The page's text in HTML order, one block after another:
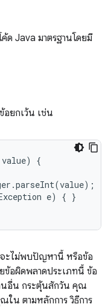
ด Java มาตรฐานโดยมี
อยกเว้น เช่น
{
e) { }
ะไม่พบปัญหานี้ หรือข้อ
ข้อผิดพลาดประเภทนี้ ข้อ
นอื่น กระตุ้นสักวัน คุณ
ใน ตามหลักการ วิธีการ